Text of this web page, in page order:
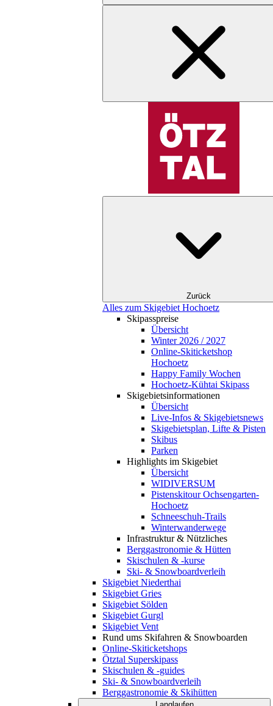
Zurück
Alles zum Skigebiet Hochoetz
Skipasspreise
Übersicht
Winter 2026 / 2027
Online-Skiticketshop
Hochoetz
Happy Family Wochen
Hochoetz-Kühtai Skipass
Skigebietsinformationen
Übersicht
Live-Infos & Skigebietsnews
Skigebietsplan, Lifte & Pisten
Skibus
Parken
Highlights im Skigebiet
Übersicht
WIDIVERSUM
Pistenskitour Ochsengarten-
Hochoetz
Schneeschuh-Trails
Winterwanderwege
Infrastruktur & Nützliches
Berggastronomie & Hütten
Skischulen & -kurse
Ski- & Snowboardverleih
Skigebiet Niederthai
Skigebiet Gries
Skigebiet Sölden
Skigebiet Gurgl
Skigebiet Vent
Rund ums Skifahren & Snowboarden
Online-Skiticketshops
Ötztal Superskipass
Skischulen & -guides
Ski- & Snowboardverleih
Berggastronomie & Skihütten